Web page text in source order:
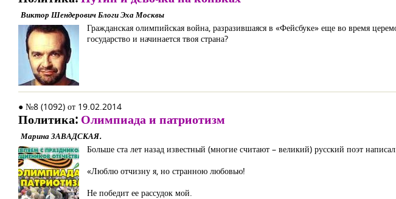
Виктор Шендерович Блоги Эха Москвы
Гражданская олимпийская война, разразившаяся в «Фейсбуке» еще во время
государство и начинается твоя страна?
● №8 (1092) от 19.02.2014
Политика: Олимпиада и патриотизм
Марина ЗАВАДСКАЯ.
Больше ста лет назад известный (многие считают – великий) русский поэт
«Люблю отчизну я, но странною любовью!
Не победит ее рассудок мой.